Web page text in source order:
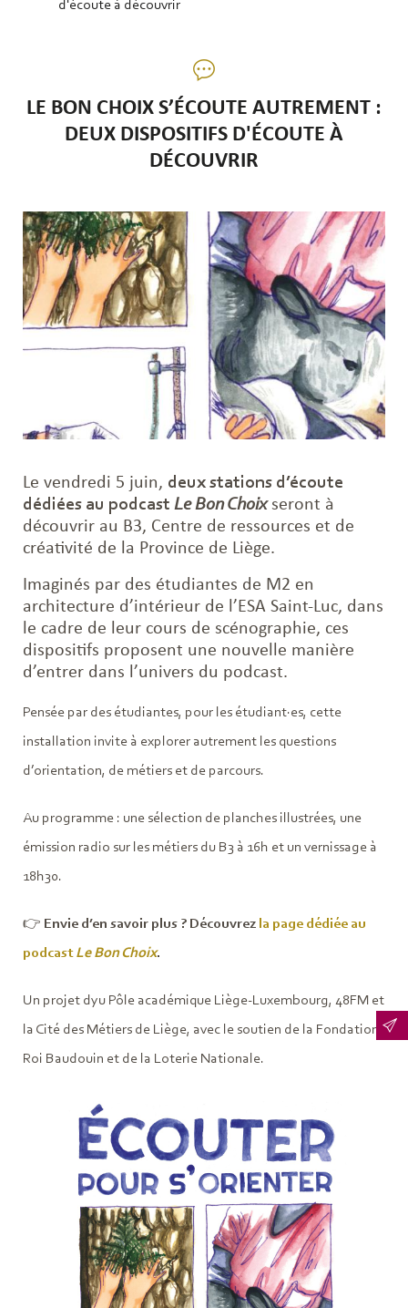
d'écoute à découvrir
LE BON CHOIX S’ÉCOUTE AUTREMENT :
DEUX DISPOSITIFS D'ÉCOUTE À
DÉCOUVRIR
Le vendredi 5 juin, deux stations d’écoute
dédiées au podcast Le Bon Choixseront à
découvrir au B3, Centre de ressources et de
créativité de la Province de Liège.
Imaginés par des étudiantes de M2 en
architecture d’intérieur de l’ESA Saint-Luc, dans
le cadre de leur cours de scénographie, ces
dispositifs proposent une nouvelle manière
d’entrer dans l’univers du podcast.
Pensée par des étudiantes, pour les étudiant·es, cette
installation invite à explorer autrement les questions
d’orientation, de métiers et de parcours.
Au programme : une sélection de planches illustrées, une
émission radio sur les métiers du B3 à 16h et un vernissage à
18h30.
👉 Envie d’en savoir plus ? Découvrez la page dédiée au
podcastLe Bon Choix.
Un projet dyu Pôle académique Liège-Luxembourg, 48FM et
la Cité des Métiers de Liège, avec le soutien de la Fondation
Roi Baudouin et de la Loterie Nationale.